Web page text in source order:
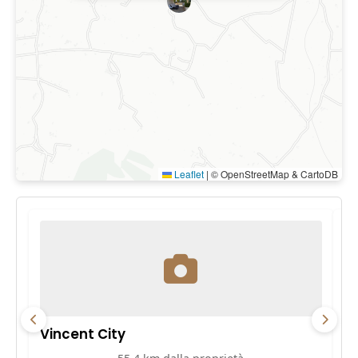
Leaflet | © OpenStreetMap & CartoDB
Vincent City